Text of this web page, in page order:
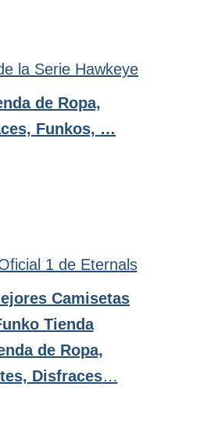
de Ropa,
Funkos, …
Camisetas
Tienda
de Ropa,
Disfraces…